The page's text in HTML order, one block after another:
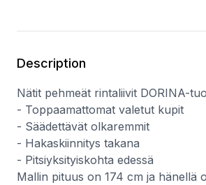
Description
Nätit pehmeät rintaliivit DORINA-
- Toppaamattomat valetut kupit
- Säädettävät olkaremmit
- Hakaskiinnitys takana
- Pitsiyksityiskohta edessä
Mallin pituus on 174 cm ja hänellä